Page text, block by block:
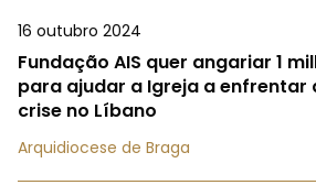
16 outubro 2024
Fundação AIS quer angariar 1
para ajudar a Igreja a enfrentar
crise no Líbano
Arquidiocese de Braga